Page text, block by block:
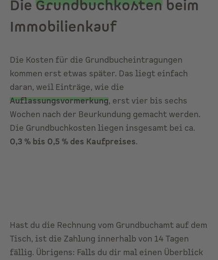
Die Grundbuchkosten beim
Immobilienkauf
Die Kosten für die Grundbucheintragungen
kommen erst etwas später. Das liegt einfach
daran, weil Einträge, wie die
Auflassungsvormerkung, erst vier bis sechs
Wochen nach der Beurkundung gemacht werden.
Die Grundbuchkosten liegen insgesamt bei ca.
0,3 % bis 0,5 % des Kaufpreises.
Hast du die Rechnung vom Grundbuchamt auf dem
Tisch, ist die Zahlung innerhalb von 14 Tagen
fällig. Übrigens: Falls du dir mal einen Überblick